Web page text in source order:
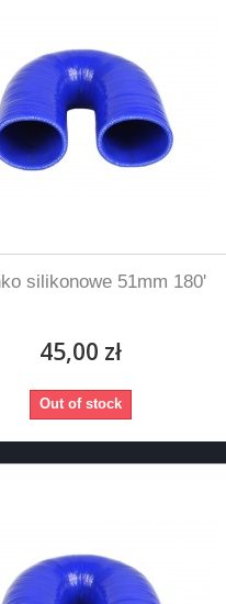
silikonowe 51mm 180'
45,00 zł
Out of stock